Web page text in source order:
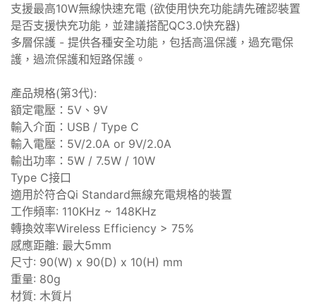
支援最高10W無線快速充電 (欲使用快充功能請先確認裝置
是否支援快充功能，並建議搭配QC3.0快充器)
多層保護 - 提供各種安全功能，包括高溫保護，過充電保
護，過流保護和短路保護。
產品規格(第3代):
額定電壓：5V、9V
輸入介面：USB / Type C
輸入電壓：5V/2.0A or 9V/2.0A
輸出功率：5W / 7.5W / 10W
Type C接口
適用於符合Qi Standard無線充電規格的裝置
工作頻率: 110KHz ~ 148KHz
轉換效率Wireless Efficiency > 75%
感應距離: 最大5mm
尺寸: 90(W) x 90(D) x 10(H) mm
重量: 80g
材質: 木質片